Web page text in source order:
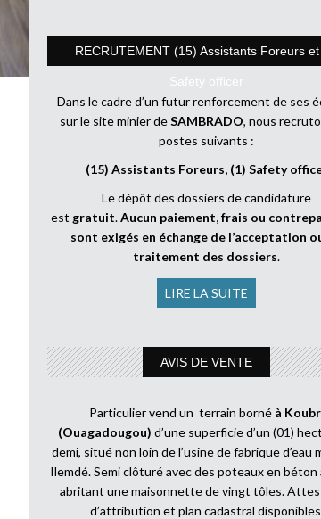
RECRUTEMENT (15) Assistants Foreurs
Safety officer
Dans le cadre d’un futur renforcement de ses
sur le site minier deSAMBRADO, nous
postes suivants :
(15) Assistants Foreurs, (1) Safety
Le dépôt des dossiers de candidature
est gratuit.Aucun paiement, frais ou
sont exigés en échange de l’acceptation
traitement des dossiers.
LIRE LA SUITE
AVIS DE VENTE
Particulier vend un terrain borné à
(Ouagadougou) d’une superficie d’un (01)
demi, situé non loin de l’usine de fabrique d’eau
Ilemdé. Semi clôturé avec des poteaux en béton
abritant une maisonnette de vingt tôles.
d’attribution et plan cadastral